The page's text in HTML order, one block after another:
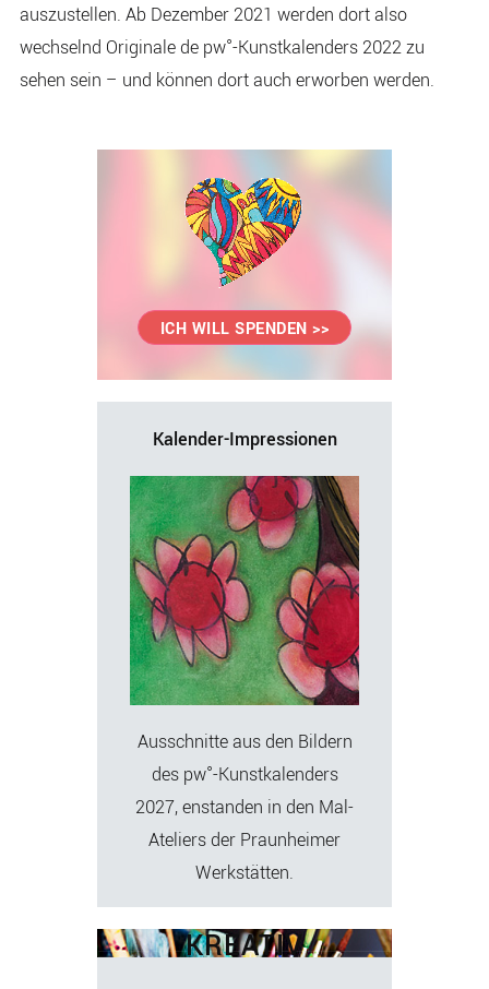
auszustellen. Ab Dezember 2021 werden dort also
wechselnd Originale de pw°-Kunstkalenders 2022 zu
sehen sein – und können dort auch erworben werden.
Seitenspalte
ICH WILL SPENDEN >>
Kalender-Impressionen
Ausschnitte aus den Bildern
des pw°-Kunstkalenders
2027, enstanden in den Mal-
Ateliers der Praunheimer
Werkstätten.
KREATIV